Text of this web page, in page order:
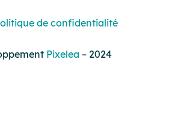
de confidentialité
Pixelea – 2024